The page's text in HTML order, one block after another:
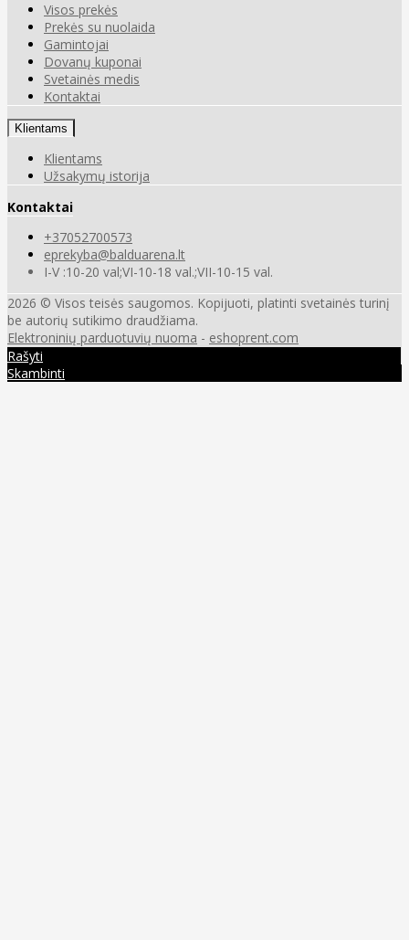
Visos prekės
Prekės su nuolaida
Gamintojai
Dovanų kuponai
Svetainės medis
Kontaktai
Klientams
Klientams
Užsakymų istorija
Kontaktai
+37052700573
eprekyba@balduarena.lt
I-V :10-20 val;VI-10-18 val.;VII-10-15 val.
2026 © Visos teisės saugomos. Kopijuoti, platinti svetainės turinį
be autorių sutikimo draudžiama.
Elektroninių parduotuvių nuoma - eshoprent.com
Rašyti
Skambinti